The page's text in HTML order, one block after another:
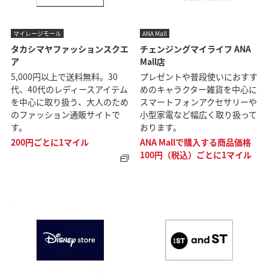
マイレージモール
タカシマヤファッションスクエ
ア
5,000円以上で送料無料。30
代、40代のレディースアイテム
を中心に取り扱う、大人のため
のファッション通販サイトで
す。
200円ごとに1マイル
ANA Mall
チェンジングマイライフ ANA
Mall店
プレゼントや普段使いにおすす
めのキャラクター雑貨を中心に
スマートフォンアクセサリーや
小型家電など幅広く取り扱って
おります。
ANA Mallで購入する商品価格
100円（税込）ごとに1マイル